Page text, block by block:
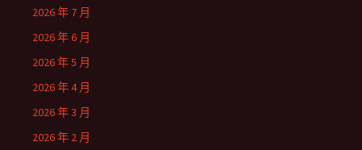
2026 年 7 月
2026 年 6 月
2026 年 5 月
2026 年 4 月
2026 年 3 月
2026 年 2 月